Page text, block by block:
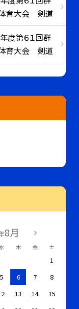
育大会 剣道
度第６１回群
育大会 剣道
8月
木 金 土
1
5 6 7
8
13 14
15